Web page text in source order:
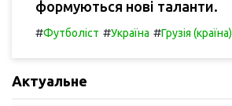
формуються нові таланти.
#Футболіст #Україна #Грузія (країна)
Актуальне